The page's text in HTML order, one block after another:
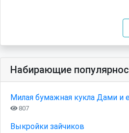
Набирающие
Милая бумажная кукла Дами и
807
Выкройки зайчиков